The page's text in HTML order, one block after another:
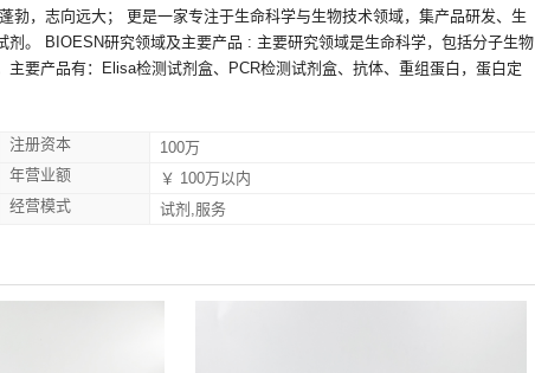
，志向远大； 更是一家专注于生命科学与生物技术领域，集产品研发、生
。 BIOESN研究领域及主要产品 : 主要研究领域是生命科学，包括分子生物
要产品有：Elisa检测试剂盒、PCR检测试剂盒、抗体、重组蛋白，蛋白定
注册资本
100万
年营业额
￥ 100万以内
经营模式 试剂,服务